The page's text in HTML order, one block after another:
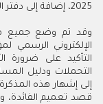
2025، إضافة إلى دفتر التحملات الخاص بالبرنامج لنفس السنة.
وقد تم وضع جميع
التأكيد على ضرورة
التحملات ودليل
إلى إشهار هذه
قصد تعميم الفائدة،